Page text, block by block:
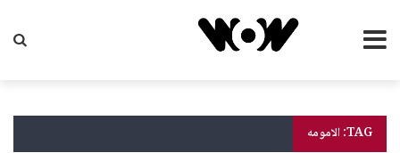
TAG: الامومه